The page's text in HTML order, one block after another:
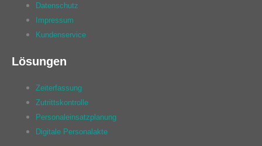
Datenschutz
Impressum
Kundenservice
Lösungen
Zeiterfassung
Zutrittskontrolle
Personaleinsatzplanung
Digitale Personalakte